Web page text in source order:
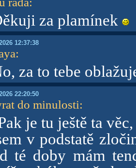
za plamínek
12:37:38
:
za to tebe
22:20:50
do minulosti:
je tu ještě ta
v podstatě
té doby mám